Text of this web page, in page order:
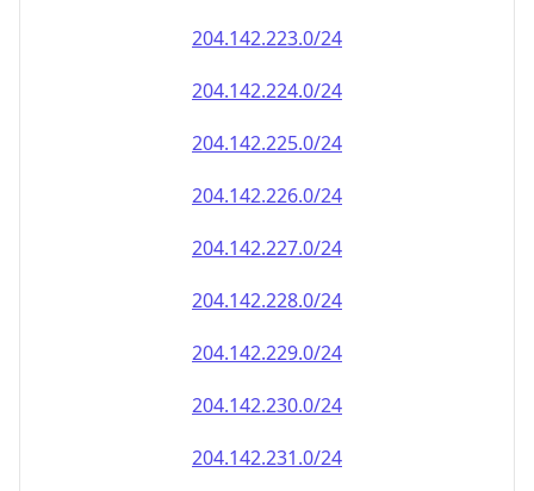
204.142.223.0/24
204.142.224.0/24
204.142.225.0/24
204.142.226.0/24
204.142.227.0/24
204.142.228.0/24
204.142.229.0/24
204.142.230.0/24
204.142.231.0/24